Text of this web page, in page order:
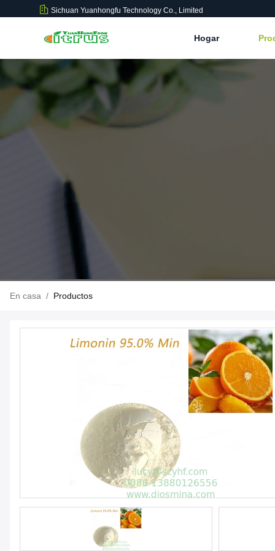
Sichuan Yuanhongfu Technology Co., Limited
Hogar
En casa / Productos